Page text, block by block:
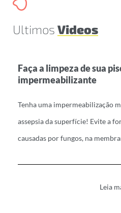
Ultimos Videos
Faça a limpeza de sua
impermeabilizante
Tenha uma impermeabilização
assepsia da superfície! Evite a
causadas por fungos, na
Leia